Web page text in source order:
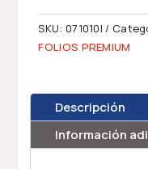
70
MIC
-
UNDS
cantidad
SKU: 071010I
FOLIOS PREMIUM
Descripción
Información